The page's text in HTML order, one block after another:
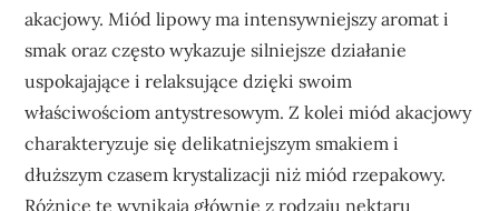
akacjowy. Miód lipowy ma intensywniejszy aromat i
smak oraz często wykazuje silniejsze działanie
uspokajające i relaksujące dzięki swoim
właściwościom antystresowym. Z kolei miód akacjowy
charakteryzuje się delikatniejszym smakiem i
dłuższym czasem krystalizacji niż miód rzepakowy.
Różnice te wynikają głównie z rodzaju nektaru